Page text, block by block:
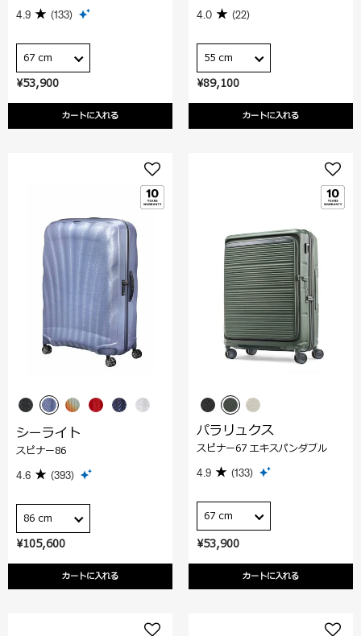
¥53,900
カートに入れる
4.9 (133)
67 cm
¥89,100
カートに入れる
4.0 (22)
55 cm
¥105,600
カートに入れる
シーライト
スピナー86
4.6 (393)
86 cm
¥53,900
カートに入れる
パラリュクス
スピナー67 エキスパンダブル
4.9 (133)
67 cm